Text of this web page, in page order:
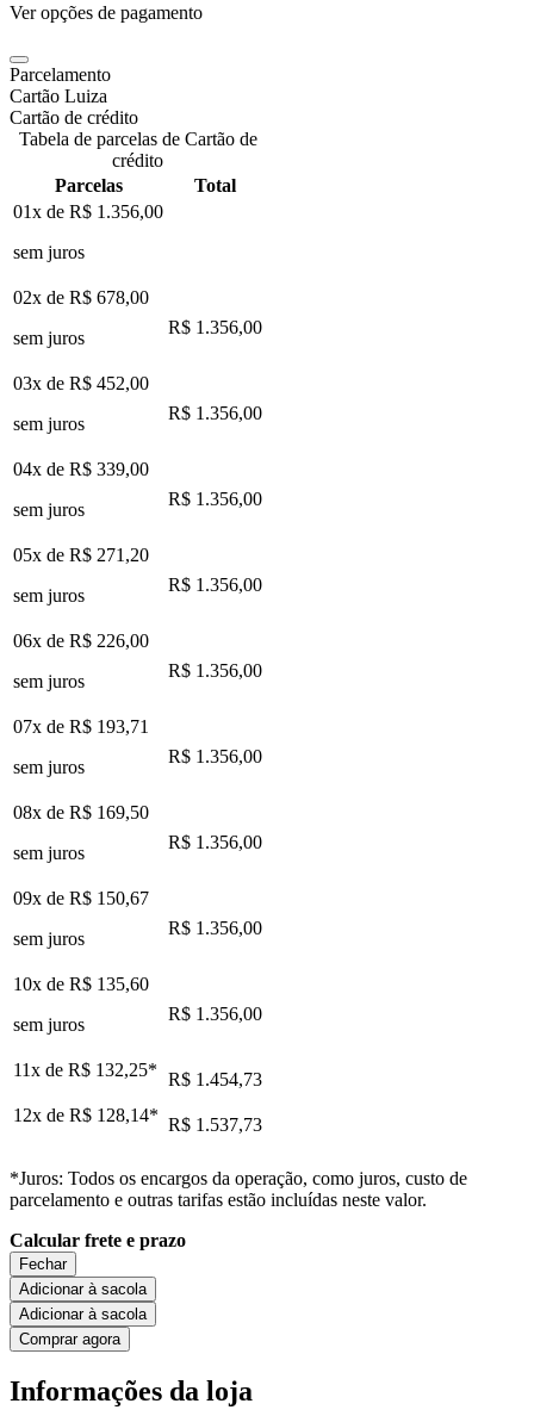
Ver opções de pagamento
Parcelamento
Cartão Luiza
Cartão de crédito
Tabela de parcelas de Cartão de
crédito
Parcelas
Total
01x de R$ 1.356,00
sem juros
02x de R$ 678,00
sem juros
R$ 1.356,00
03x de R$ 452,00
sem juros
R$ 1.356,00
04x de R$ 339,00
sem juros
R$ 1.356,00
05x de R$ 271,20
sem juros
R$ 1.356,00
06x de R$ 226,00
sem juros
R$ 1.356,00
07x de R$ 193,71
sem juros
R$ 1.356,00
08x de R$ 169,50
sem juros
R$ 1.356,00
09x de R$ 150,67
sem juros
R$ 1.356,00
10x de R$ 135,60
sem juros
R$ 1.356,00
11x de R$ 132,25* R$ 1.454,73
12x de R$ 128,14* R$ 1.537,73
*Juros: Todos os encargos da operação, como juros, custo de
parcelamento e outras tarifas estão incluídas neste valor.
Calcular frete e prazo
Fechar
Adicionar à sacola
Adicionar à sacola
Comprar agora
Informações da loja